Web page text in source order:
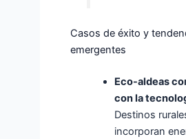
Casos de éxito y
emergentes
Eco-aldeas
con la
Destinos
incorporan